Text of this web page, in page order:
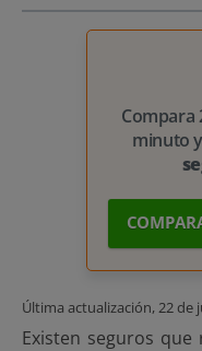
Compara
minuto y
Última actualización,22 de
Existen seguros